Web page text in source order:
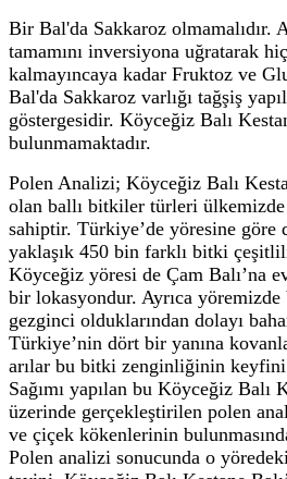
Bir Bal'da Sakkaroz olmamalıdır.
tamamını inversiyona uğratarak
kalmayıncaya kadar Fruktoz ve
Bal'da Sakkaroz varlığı tağşiş
göstergesidir. Köyceğiz Balı
bulunmamaktadır.
Polen Analizi; Köyceğiz Balı
olan ballı bitkiler türleri
sahiptir. Türkiye’de yöresine göre
yaklaşık 450 bin farklı bitki
Köyceğiz yöresi de Çam Balı’na
bir lokasyondur. Ayrıca yöremizde
gezginci olduklarından dolayı
Türkiye’nin dört bir yanına
arılar bu bitki zenginliğinin keyfini
Sağımı yapılan bu Köyceğiz Balı
üzerinde gerçekleştirilen polen
ve çiçek kökenlerinin
Polen analizi sonucunda o